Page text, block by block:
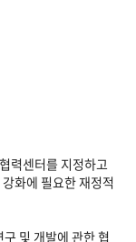
력센터를 지정하고
화에 필요한 재정적
및 개발에 관한 협